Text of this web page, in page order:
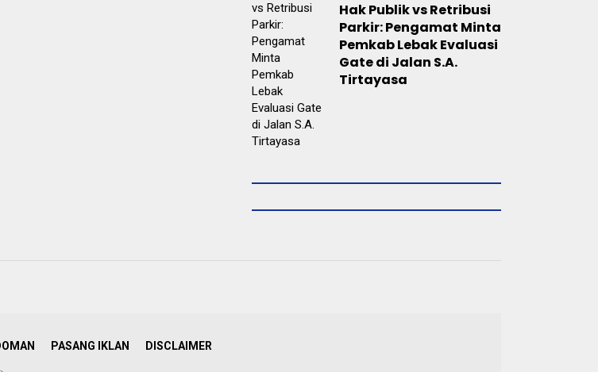
Hak Publik vs Retribusi
Parkir: Pengamat Minta
Pemkab Lebak Evaluasi
Gate di Jalan S.A.
Tirtayasa
PASANG IKLAN DISCLAIMER